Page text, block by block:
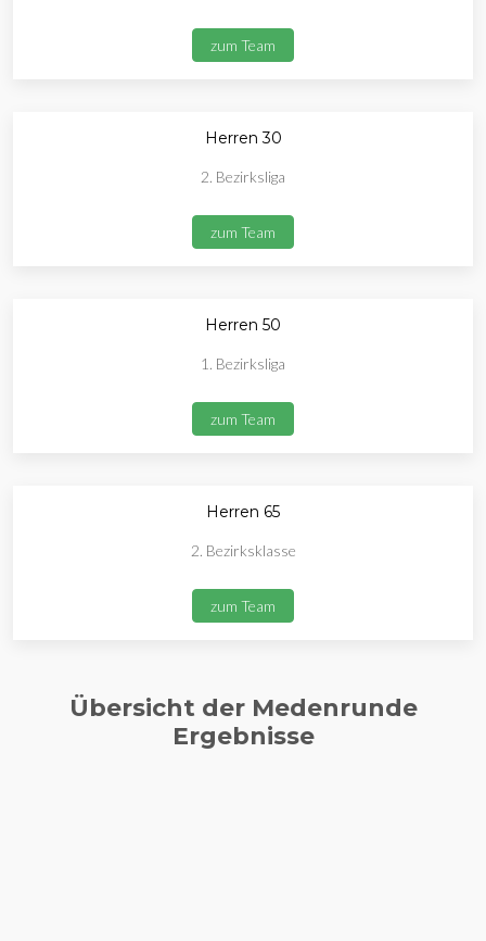
zum Team
Herren 30
2. Bezirksliga
zum Team
Herren 50
1. Bezirksliga
zum Team
Herren 65
2. Bezirksklasse
zum Team
Übersicht der Medenrunde
Ergebnisse